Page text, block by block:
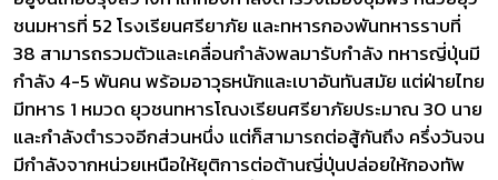
ชนมหารที่ 52 โรงเรียนศรียาภัย และทหารกองพันทหารราบที่
38 สามารถรวมตัวและเคลื่อนกำลังพลมารับกำลัง ทหารญี่ปุ่นมี
กำลัง 4-5 พันคน พร้อมอาวุธหนักและเบาอันทันสมัย แต่ฝ่ายไทย
มีทหาร 1 หมวด ยุวชนทหารโณงเรียนศรียาภัยประมาณ 30 นาย
และกำลังตำรวจอีกส่วนหนึ่ง แต่ก็สามารถต่อสู้กันถึง ครึ่งวันจน
มีกำลังจากหน่วยเหนือให้ยุติการต่อต้านญี่ปุ่นปล่อยให้กองทัพ